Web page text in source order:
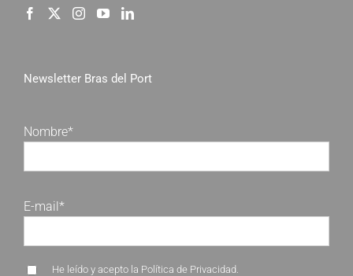
Newsletter Bras del Port
Nombre*
E-mail*
He leído y acepto la Política de Privacidad.